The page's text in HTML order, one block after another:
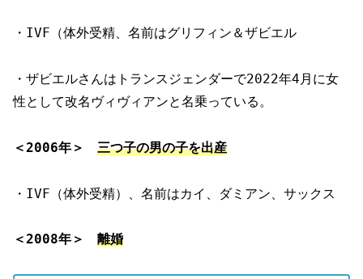
・IVF（体外受精、名前はグリフィン＆ザビエル
・ザビエルさんはトランスジェンダーで2022年4月に女
性として改名ヴィヴィアンと名乗っている。
＜2006年＞ 三つ子の男の子を出産
・IVF（体外受精）、名前はカイ、ダミアン、サックス
＜2008年＞ 離婚